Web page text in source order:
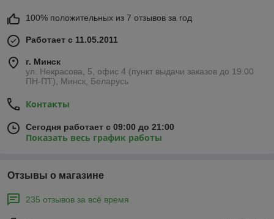
100% положительных из 7 отзывов за год
Работает с 11.05.2011
г. Минск
ул. Некрасова, 5, офис 4 (пункт выдачи заказов до 19.00
ПН-ПТ), Минск, Беларусь
Контакты
Сегодня работает с 09:00 до 21:00
Показать весь график работы
Отзывы о магазине
235 отзывов за всё время